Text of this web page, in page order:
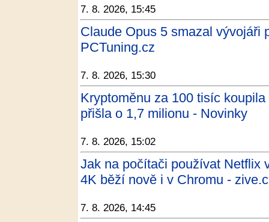
7. 8. 2026, 15:45
Claude Opus 5 smazal vývojáři
PCTuning.cz
7. 8. 2026, 15:30
Kryptoměnu za 100 tisíc
přišla o 1,7 milionu - Novinky
7. 8. 2026, 15:02
Jak na počítači používat Netflix
4K běží nově i v Chromu -
7. 8. 2026, 14:45